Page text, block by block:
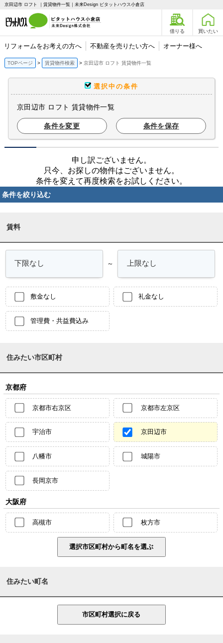
京田辺市 ロフト ｜賃貸物件一覧｜未来Design ピタットハウス小倉店
借りる 買いたい
リフォームをお考えの方へ 不動産を売りたい方へ オーナー様へ
TOPページ 賃貸物件検索 京田辺市 ロフト 賃貸物件一覧
選択中の条件
京田辺市 ロフト 賃貸物件一覧
条件を変更 条件を保存
申し訳ございません。
只今、お探しの物件はございません。
条件を変えて再度検索をお試しください。
条件を絞り込む
賃料
～
敷金なし 礼金なし
管理費・共益費込み
住みたい市区町村
京都府
京都市右京区 京都市左京区
宇治市 京田辺市
八幡市 城陽市
長岡京市
大阪府
高槻市 枚方市
住みたい町名